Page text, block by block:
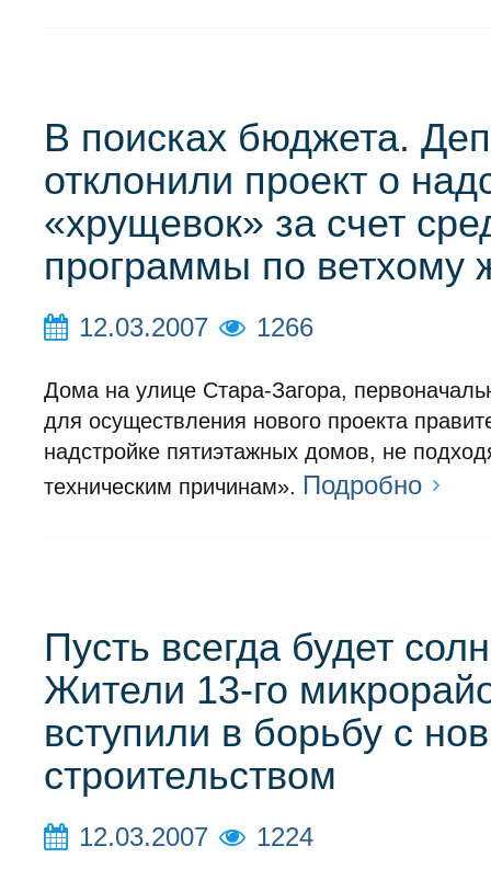
В поисках бюджета.
отклонили проект о
«хрущевок» за счет
программы по ветхому
12.03.2007 1266
Дома на улице Стара-Загора,
для осуществления нового проекта
надстройке пятиэтажных домов, не
техническим причинам». Подробно
Пусть всегда будет
Жители 13-го
вступили в борьбу с
строительством
12.03.2007 1224